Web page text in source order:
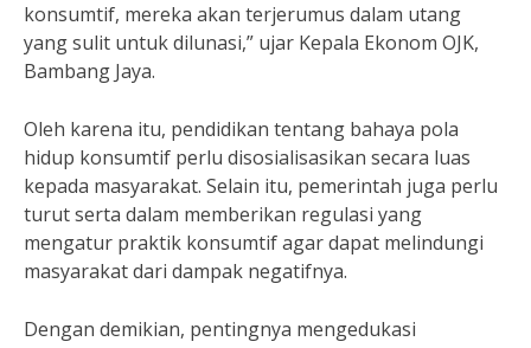
konsumtif, mereka akan terjerumus dalam utang
yang sulit untuk dilunasi,” ujar Kepala Ekonom OJK,
Bambang Jaya.
Oleh karena itu, pendidikan tentang bahaya pola
hidup konsumtif perlu disosialisasikan secara luas
kepada masyarakat. Selain itu, pemerintah juga perlu
turut serta dalam memberikan regulasi yang
mengatur praktik konsumtif agar dapat melindungi
masyarakat dari dampak negatifnya.
Dengan demikian, pentingnya mengedukasi